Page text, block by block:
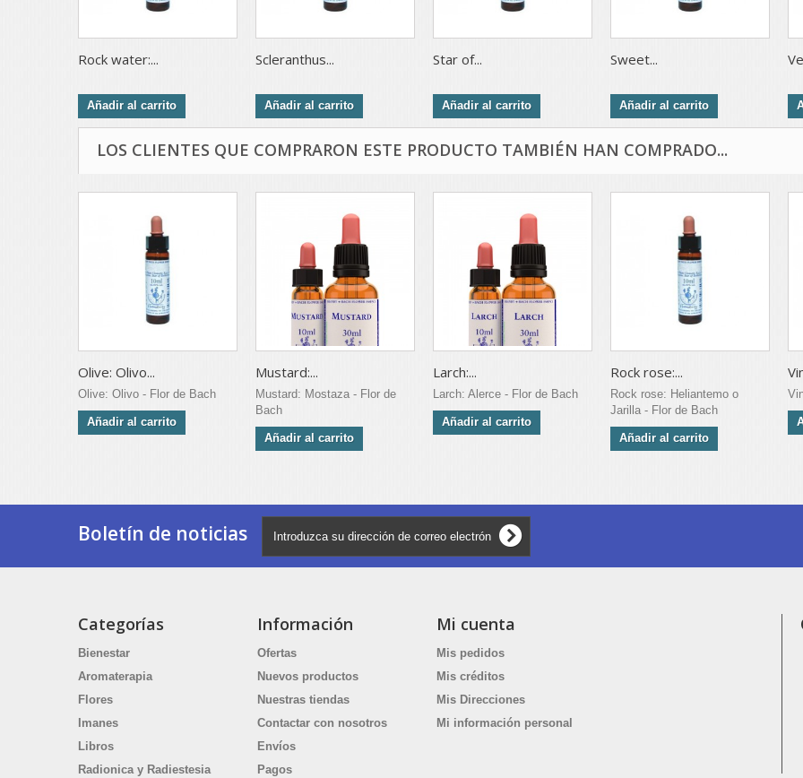
Rock water:...
Añadir al carrito
Scleranthus...
Añadir al carrito
Star of...
Añadir al carrito
Sweet...
Añadir al carrito
LOS CLIENTES QUE COMPRARON ESTE PRODUCTO TAMBIÉN HAN COMPRADO...
Olive: Olivo...
Olive: Olivo - Flor de Bach
Añadir al carrito
Mustard:...
Mustard: Mostaza - Flor de
Bach
Añadir al carrito
Larch:...
Larch: Alerce - Flor de Bach
Añadir al carrito
Rock rose:...
Rock rose: Heliantemo o
Jarilla - Flor de Bach
Añadir al carrito
Boletín de noticias
Categorías
Bienestar
Aromaterapia
Flores
Imanes
Libros
Radionica y Radiestesia
Información
Ofertas
Nuevos productos
Nuestras tiendas
Contactar con nosotros
Envíos
Pagos
Mi cuenta
Mis pedidos
Mis créditos
Mis Direcciones
Mi información personal